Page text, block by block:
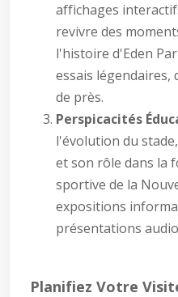
affichages
revivre des
l'histoire d'Eden
essais légendaires,
de près.
Perspicacités
l'évolution du
et son rôle dans la
sportive de la
expositions
présentations
Planifiez Votre